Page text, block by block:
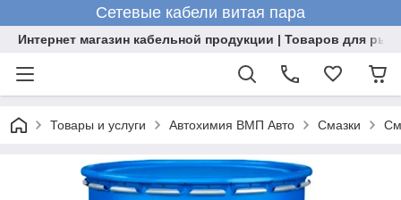
Сетевые кабели витая пара
Интернет магазин кабельной продукции | Товаров для
Товары и услуги Автохимия ВМП Авто Смазки